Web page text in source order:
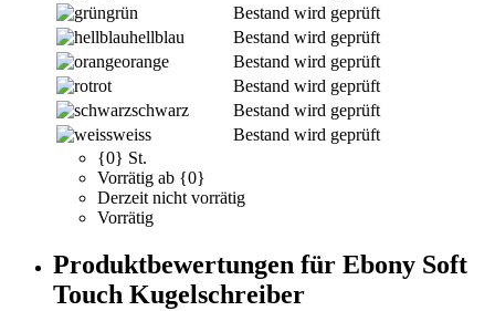
grün
Bestand wird geprüft
hellblau
Bestand wird geprüft
orange
Bestand wird geprüft
rot
Bestand wird geprüft
schwarz
Bestand wird geprüft
weiss
Bestand wird geprüft
{0} St.
Vorrätig ab {0}
Derzeit nicht vorrätig
Vorrätig
Produktbewertungen für Ebony Soft
Touch Kugelschreiber